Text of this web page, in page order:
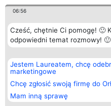
06:56
Cześć, chętnie Ci pomogę! 🙂
odpowiedni temat rozmowy! 🙂
Jestem Laureatem, chcę
marketingowe
Chcę zgłosić swoją firmę do
Mam inną sprawę
Organizator plebiscytu
Bright Side Solutions sp. z o.
o. sp. k.
ul. Ruska 22
Wrocław 50-079
KRS 0000749100 | Regon
381313360 | NIP 8943132676